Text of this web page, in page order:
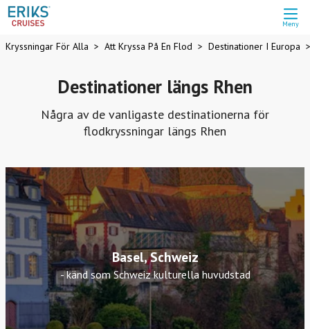
Meny
Kryssningar För Alla Att Kryssa På En Flod Destinationer I Europa
Destinationer längs Rhen
Några av de vanligaste destinationerna för
flodkryssningar längs Rhen
Basel, Schweiz
- känd som Schweiz kulturella huvudstad